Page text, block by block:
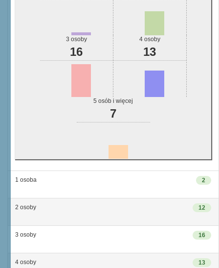
3 osoby
16
4 osoby
13
5 osób i więcej
7
2
1 osoba
12
2 osoby
16
3 osoby
13
4 osoby